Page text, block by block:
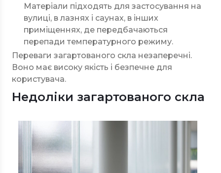
Матеріали підходять для застосування на
вулиці, в лазнях і саунах, в інших
приміщеннях, де передбачаються
перепади температурного режиму.
Переваги загартованого скла незаперечні.
Воно має високу якість і безпечне для
користувача.
Недоліки загартованого скла